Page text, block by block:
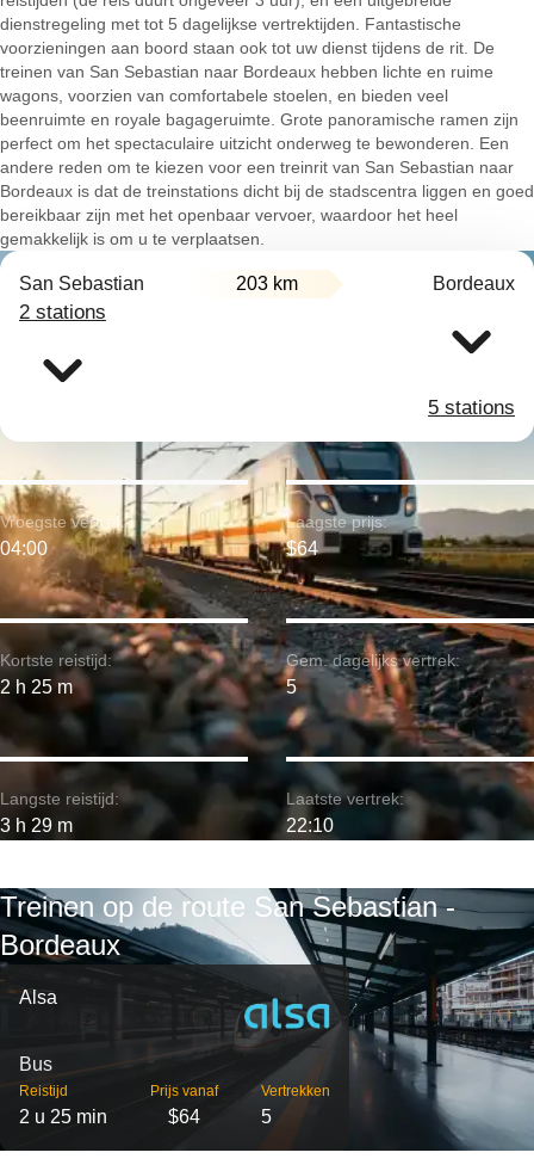
dienstregeling met tot 5 dagelijkse vertrektijden. Fantastische
voorzieningen aan boord staan ook tot uw dienst tijdens de rit. De
treinen van San Sebastian naar Bordeaux hebben lichte en ruime
wagons, voorzien van comfortabele stoelen, en bieden veel
beenruimte en royale bagageruimte. Grote panoramische ramen zijn
perfect om het spectaculaire uitzicht onderweg te bewonderen. Een
andere reden om te kiezen voor een treinrit van San Sebastian naar
Bordeaux is dat de treinstations dicht bij de stadscentra liggen en goed
bereikbaar zijn met het openbaar vervoer, waardoor het heel
gemakkelijk is om u te verplaatsen.
San Sebastian 203 km Bordeaux
2 stations
5 stations
Kortste reistijd:
2 h 25 m
Vroegste vertrek:
04:00
Langste reistijd:
3 h 29 m
Laagste prijs:
$64
Gem. dagelijks vertrek:
5
Laatste vertrek:
22:10
Treinen op de route San Sebastian -
Bordeaux
Alsa
Bus
Reistijd
2 u 25 min
Prijs vanaf
$64
Vertrekken
5